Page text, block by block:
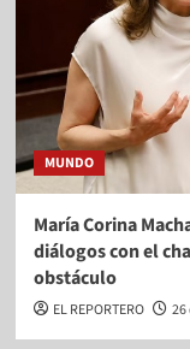
MUNDO
María Corina
diálogos con el
obstáculo
EL REPORTERO 26